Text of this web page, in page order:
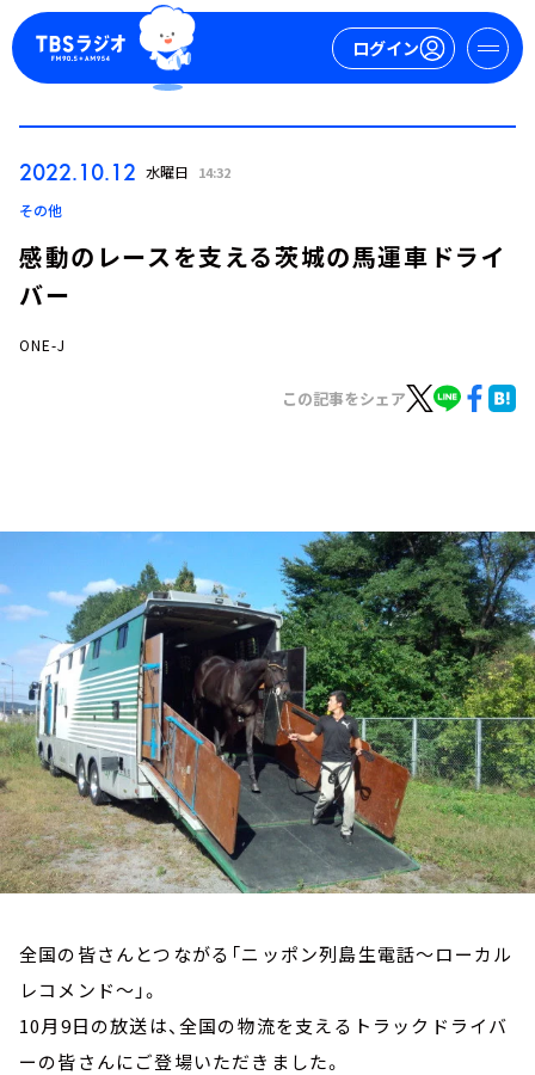
ログイン
お知らせ
イベント・グッズ
YouTube
会社情報
2022.10.12 水曜日 14:32
その他
感動のレースを支える茨城の馬運車ドライ
バー
ONE-J
この記事をシェア
全国の皆さんとつながる「ニッポン列島生電話～ローカル
レコメンド～」。
10月9日の放送は、全国の物流を支えるトラックドライバ
ーの皆さんにご登場いただきました。